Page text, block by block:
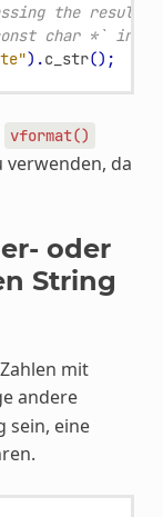
the result as
char *`
).c_str();
vformat()
da
oder
String
mit
andere
sein, eine